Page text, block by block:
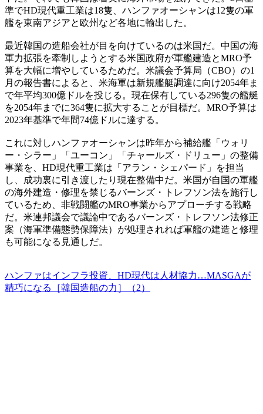
準でHD現代重工業は18隻、ハンファオーシャンは12隻の軍
艦を東南アジアと欧州など各地に輸出した。
最近韓国の造船会社が目を向けているのは米国だ。中国の海
軍力拡張を牽制しようとする米国政府が軍艦建造とMRO予
算を大幅に増やしているためだ。米議会予算局（CBO）の1
月の報告書によると、米海軍は新規艦艇調達に向け2054年ま
で年平均300億ドルを投じる。現在保有している296隻の艦艇
を2054年までに364隻に拡大することが目標だ。MRO予算は
2023年基準で年間74億ドルに達する。
これに対しハンファオーシャンは昨年から補給艦「ウォリ
ー・シラー」「ユーコン」「チャールズ・ドリュー」の整備
事業を、HD現代重工業は「アラン・シェパード」を担当
し、成功裏に引き渡したり現在整備中だ。米国が自国の軍艦
の海外建造・修理を禁じるバーンズ・トレフソン法を施行し
ているため、非戦闘艦のMRO事業からアプローチする戦略
だ。米連邦議会で議論中であるバーンズ・トレフソン法修正
案（海軍準備態勢保障法）が処理されれば軍艦の建造と修理
も可能になる見通しだ。
ハンファはインフラ投資、HD現代は人材協力…MASGAが
精巧になる［韓国造船の力］（2）